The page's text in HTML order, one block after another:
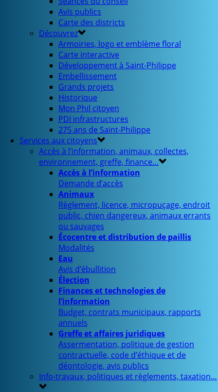
Avis publics
Carte des districts
Découvrez
Armoiries, logo et emblème floral
Carte interactive
Développement à Saint-Philippe
Embellissement
Grands projets
Historique
Mon Phil citoyen
PDI infrastructures
275 ans de Saint-Philippe
Services aux citoyens
Accès à l’information, animaux, collectes,
environnement, greffe, finance…
Accès à l’information
Demande d’accès
Animaux
Règlement, licence, micropuçage, endroit
public, chien dangereux, animaux errants
ou sauvages
Écocentre et distribution de paillis
Modalités
Eau
Avis d’ébullition
Élection
Finances et technologies de
l’information
Budget, contrats municipaux, rapports
annuels
Greffe et affaires juridiques
Assermentation, politique de gestion
contractuelle, code d’éthique et de
déontologie, avis publics
Info-travaux, politiques et règlements, taxation…